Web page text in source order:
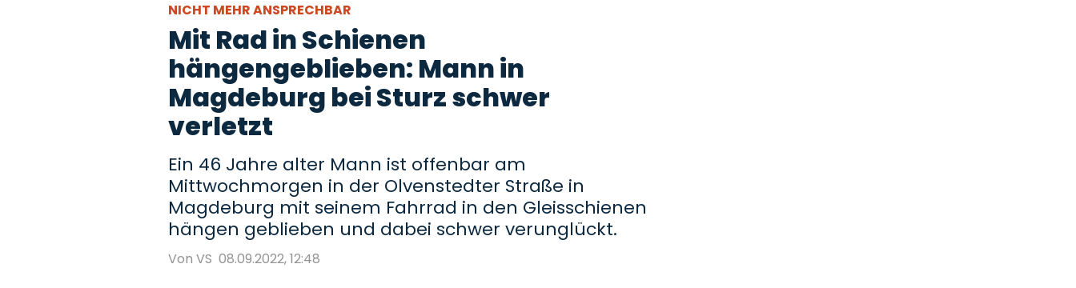
NICHT MEHR ANSPRECHBAR
Mit Rad in Schienen
hängengeblieben: Mann in
Magdeburg bei Sturz schwer
verletzt
Ein 46 Jahre alter Mann ist offenbar am
Mittwochmorgen in der Olvenstedter Straße in
Magdeburg mit seinem Fahrrad in den Gleisschienen
hängen geblieben und dabei schwer verunglückt.
Von VS 08.09.2022, 12:48